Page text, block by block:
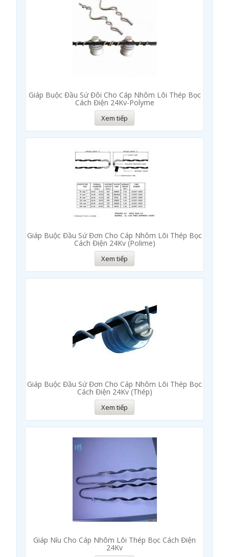
Giáp Buộc Đầu Sứ Đôi Cho Cáp Nhôm Lõi Thép Bọc
Cách Điện 24Kv-Polyme
Xem tiếp
Giáp Buộc Đầu Sứ Đơn Cho Cáp Nhôm Lõi Thép Bọc
Cách Điện 24Kv (Polime)
Xem tiếp
Giáp Buộc Đầu Sứ Đơn Cho Cáp Nhôm Lõi Thép Bọc
Cách Điện 24Kv (Thép)
Xem tiếp
Giáp Níu Cho Cáp Nhôm Lõi Thép Bọc Cách Điện
24Kv